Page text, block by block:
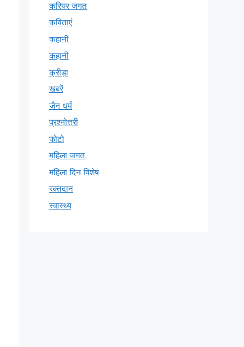
करियर जगत
कविताएं
कहानी
कहानी
क्रीड़ा
खबरें
जैन धर्म
प्रश्नोत्तरी
फोटो
महिला जगत
महिला दिन विशेष
रक्तदान
स्वास्थ्य